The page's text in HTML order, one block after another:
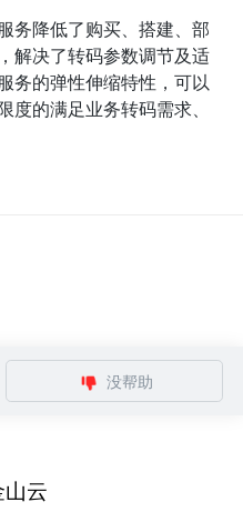
务降低了购买、搭建、部
解决了转码参数调节及适
务的弹性伸缩特性，可以
度的满足业务转码需求、
没帮助
山云